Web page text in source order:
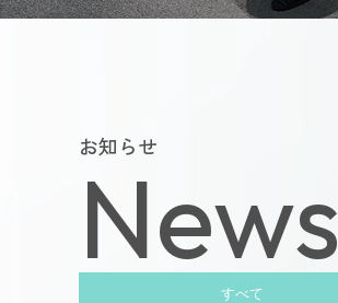
お知らせ
News
すべて